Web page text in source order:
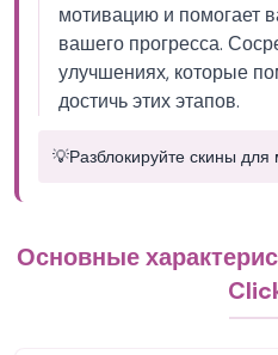
мотивацию и помогает
вашего прогресса.
улучшениях, которые
достичь этих этапов.
💡Разблокируйте скины для
Основные